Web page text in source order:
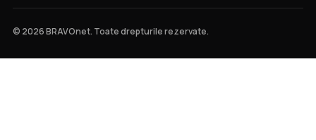
© 2026 BRAVOnet. Toate drepturile rezervate.